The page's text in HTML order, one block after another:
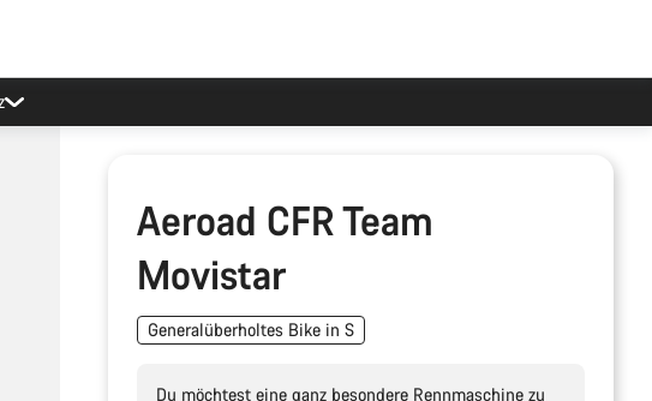
Aeroad CFR Team
Movistar
Generalüberholtes Bike in S
Du möchtest eine ganz besondere Rennmaschine zu